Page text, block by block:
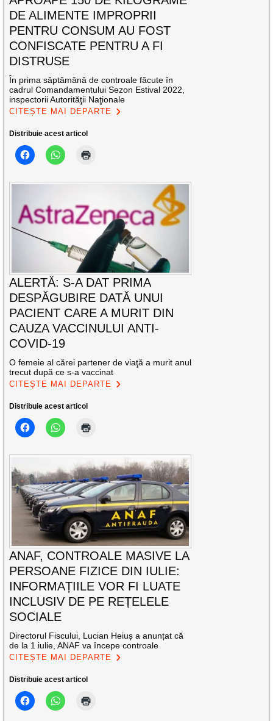
DE ALIMENTE IMPROPRII
PENTRU CONSUM AU FOST
CONFISCATE PENTRU A FI
DISTRUSE
În prima săptămână de controale făcute în
cadrul Comandamentului Sezon Estival 2022,
inspectorii Autorităţii Naţionale
CITEȘTE MAI DEPARTE
Distribuie acest articol
ALERTĂ: S-A DAT PRIMA
DESPĂGUBIRE DATĂ UNUI
PACIENT CARE A MURIT DIN
CAUZA VACCINULUI ANTI-
COVID-19
O femeie al cărei partener de viaţă a murit anul
trecut după ce s-a vaccinat
CITEȘTE MAI DEPARTE
Distribuie acest articol
ANAF, CONTROALE MASIVE LA
PERSOANE FIZICE DIN IULIE:
INFORMAȚIILE VOR FI LUATE
INCLUSIV DE PE REȚELELE
SOCIALE
Directorul Fiscului, Lucian Heiuș a anunțat că
de la 1 iulie, ANAF va începe controale
CITEȘTE MAI DEPARTE
Distribuie acest articol